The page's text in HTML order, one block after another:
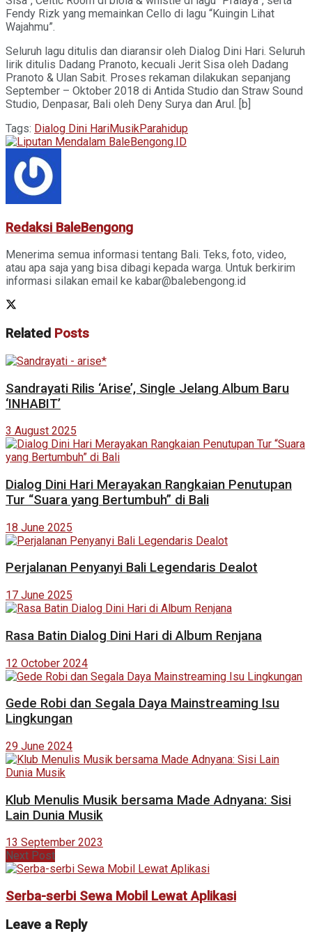
Fendy Rizk yang memainkan Cello di lagu “Kuingin Lihat
Wajahmu”.
Seluruh lagu ditulis dan diaransir oleh Dialog Dini Hari. Seluruh
lirik ditulis Dadang Pranoto, kecuali Jerit Sisa oleh Dadang
Pranoto & Ulan Sabit. Proses rekaman dilakukan sepanjang
September – Oktober 2018 di Antida Studio dan Straw Sound
Studio, Denpasar, Bali oleh Deny Surya dan Arul. [b]
Tags: Dialog Dini HariMusikParahidup
Redaksi BaleBengong
Menerima semua informasi tentang Bali. Teks, foto, video,
atau apa saja yang bisa dibagi kepada warga. Untuk berkirim
informasi silakan email ke kabar@balebengong.id
Related Posts
Sandrayati Rilis ‘Arise’, Single Jelang Album Baru
‘INHABIT’
3 August 2025
Dialog Dini Hari Merayakan Rangkaian Penutupan
Tur “Suara yang Bertumbuh” di Bali
18 June 2025
Perjalanan Penyanyi Bali Legendaris Dealot
17 June 2025
Rasa Batin Dialog Dini Hari di Album Renjana
12 October 2024
Gede Robi dan Segala Daya Mainstreaming Isu
Lingkungan
29 June 2024
Klub Menulis Musik bersama Made Adnyana: Sisi
Lain Dunia Musik
13 September 2023
Next Post
Serba-serbi Sewa Mobil Lewat Aplikasi
Leave a Reply